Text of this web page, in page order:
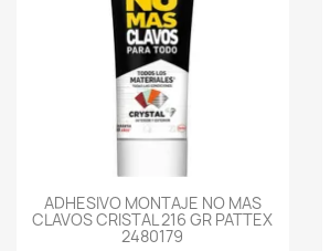
-->
ADHESIVO MONTAJE NO MAS
CLAVOS CRISTAL 216 GR PATTEX
2480179